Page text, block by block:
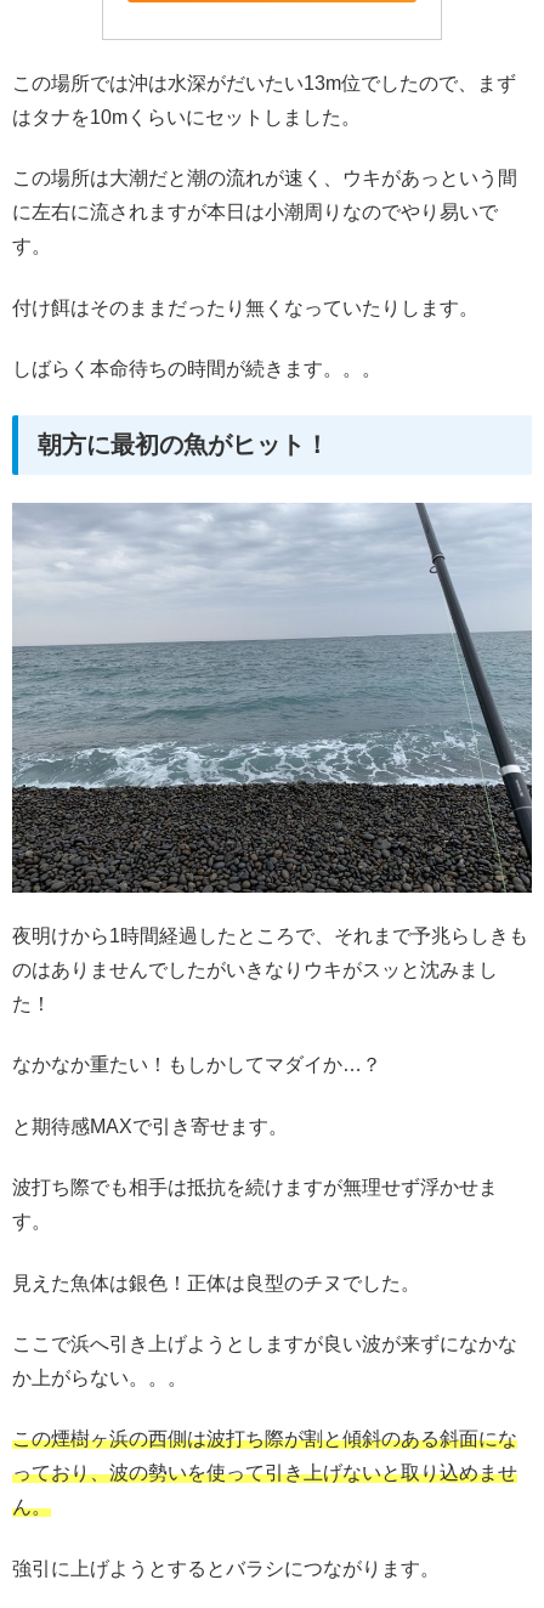
この場所では沖は水深がだいたい13m位でしたので、まず
はタナを10mくらいにセットしました。
この場所は大潮だと潮の流れが速く、ウキがあっという間
に左右に流されますが本日は小潮周りなのでやり易いで
す。
付け餌はそのままだったり無くなっていたりします。
しばらく本命待ちの時間が続きます。。。
朝方に最初の魚がヒット！
夜明けから1時間経過したところで、それまで予兆らしきも
のはありませんでしたがいきなりウキがスッと沈みまし
た！
なかなか重たい！もしかしてマダイか…？
と期待感MAXで引き寄せます。
波打ち際でも相手は抵抗を続けますが無理せず浮かせま
す。
見えた魚体は銀色！正体は良型のチヌでした。
ここで浜へ引き上げようとしますが良い波が来ずになかな
か上がらない。。。
この煙樹ヶ浜の西側は波打ち際が割と傾斜のある斜面にな
っており、波の勢いを使って引き上げないと取り込めませ
ん。
強引に上げようとするとバラシにつながります。